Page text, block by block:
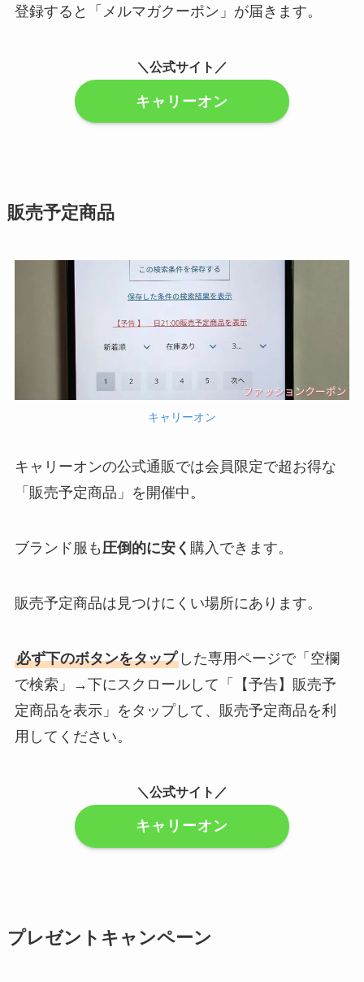
登録すると「メルマガクーポン」が届きます。
＼公式サイト／
キャリーオン
販売予定商品
キャリーオン
キャリーオンの公式通販では会員限定で超お得な
「販売予定商品」を開催中。
ブランド服も圧倒的に安く 購入できます。
販売予定商品は見つけにくい場所にあります。
必ず下のボタンをタップした専用ページで「空欄
で検索」→下にスクロールして「【予告】販売予
定商品を表示」をタップして、販売予定商品を利
用してください。
＼公式サイト／
キャリーオン
プレゼントキャンペーン